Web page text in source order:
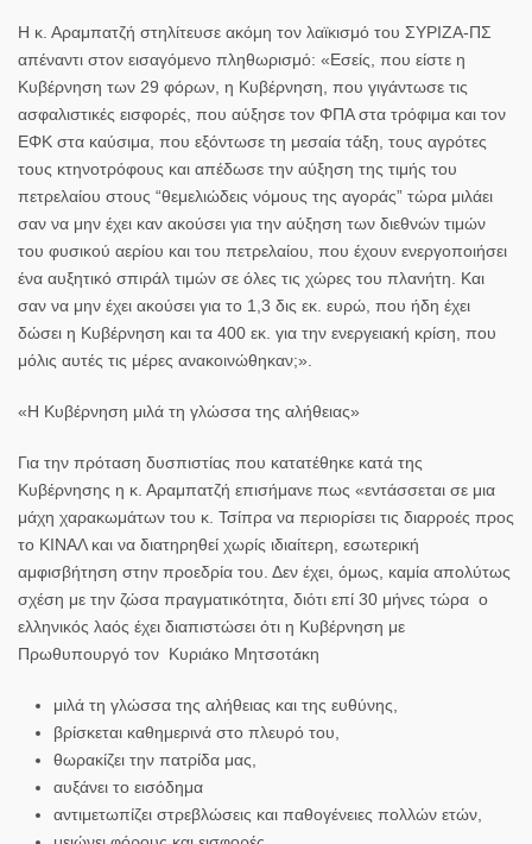
Η κ. Αραμπατζή στηλίτευσε ακόμη τον λαϊκισμό του ΣΥΡΙΖΑ-ΠΣ
απέναντι στον εισαγόμενο πληθωρισμό: «Εσείς, που είστε η
Κυβέρνηση των 29 φόρων, η Κυβέρνηση, που γιγάντωσε τις
ασφαλιστικές εισφορές, που αύξησε τον ΦΠΑ στα τρόφιμα και τον
ΕΦΚ στα καύσιμα, που εξόντωσε τη μεσαία τάξη, τους αγρότες
τους κτηνοτρόφους και απέδωσε την αύξηση της τιμής του
πετρελαίου στους “θεμελιώδεις νόμους της αγοράς” τώρα μιλάει
σαν να μην έχει καν ακούσει για την αύξηση των διεθνών τιμών
του φυσικού αερίου και του πετρελαίου, που έχουν ενεργοποιήσει
ένα αυξητικό σπιράλ τιμών σε όλες τις χώρες του πλανήτη. Και
σαν να μην έχει ακούσει για το 1,3 δις εκ. ευρώ, που ήδη έχει
δώσει η Κυβέρνηση και τα 400 εκ. για την ενεργειακή κρίση, που
μόλις αυτές τις μέρες ανακοινώθηκαν;».
«Η Κυβέρνηση μιλά τη γλώσσα της αλήθειας»
Για την πρόταση δυσπιστίας που κατατέθηκε κατά της
Κυβέρνησης η κ. Αραμπατζή επισήμανε πως «εντάσσεται σε μια
μάχη χαρακωμάτων του κ. Τσίπρα να περιορίσει τις διαρροές προς
το ΚΙΝΑΛ και να διατηρηθεί χωρίς ιδιαίτερη, εσωτερική
αμφισβήτηση στην προεδρία του. Δεν έχει, όμως, καμία απολύτως
σχέση με την ζώσα πραγματικότητα, διότι επί 30 μήνες τώρα ο
ελληνικός λαός έχει διαπιστώσει ότι η Κυβέρνηση με
Πρωθυπουργό τον Κυριάκο Μητσοτάκη
μιλά τη γλώσσα της αλήθειας και της ευθύνης,
βρίσκεται καθημερινά στο πλευρό του,
θωρακίζει την πατρίδα μας,
αυξάνει το εισόδημα
αντιμετωπίζει στρεβλώσεις και παθογένειες πολλών ετών,